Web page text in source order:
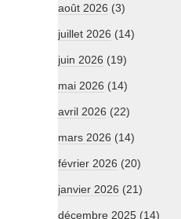
août 2026 (3)
juillet 2026 (14)
juin 2026 (19)
mai 2026 (14)
avril 2026 (22)
mars 2026 (14)
février 2026 (20)
janvier 2026 (21)
décembre 2025 (14)